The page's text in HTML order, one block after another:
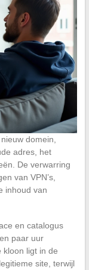
domein,
adres, het
De verwarring
van VPN’s,
inhoud van
en catalogus
paar uur
kloon ligt in de
site, terwijl